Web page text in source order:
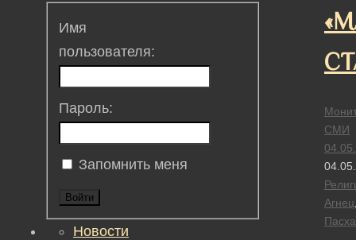
СМИ
Агнец
Пасха
Имя
пользователя:
Пароль:
Запомнить меня
Войти
Новости